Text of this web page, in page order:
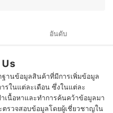
สูตร Classic Clean หรือ Clean &
ตอนเดียว เลือกสูตร 2in1 หรือ
จัดรังแค ผมร่วง
อันดับ
ฐานข้อมูลสินค้าที่มีการเพิ่มข้อมูล
รในแต่ละเดือน ซึ่งในแต่ละ
เนื้อหาและทำการค้นคว้าข้อมูลมา
ตรวจสอบข้อมูลโดยผู้เชี่ยวชาญใน